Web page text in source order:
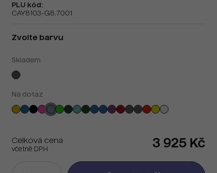
PLU kód:
CAY8103-G8.7001
Zvolte barvu
Skladem
Na dotaz
Celková cena
včetně DPH 3 925 Kč